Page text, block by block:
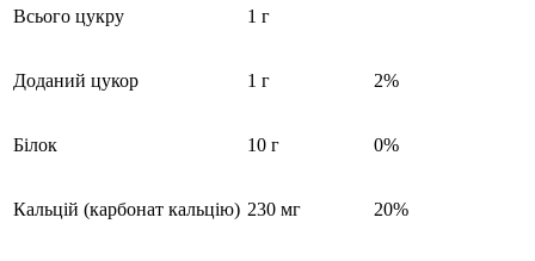
Всього цукру 1 г
Доданий цукор 1 г 2%
Білок 10 г 0%
Кальцій (карбонат кальцію) 230 мг 20%